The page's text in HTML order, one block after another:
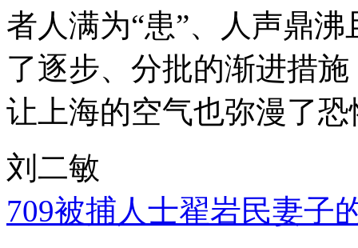
者人满为“患”、人声鼎
了逐步、分批的渐进措
让上海的空气也弥漫了
刘二敏
709被捕人士翟岩民妻子